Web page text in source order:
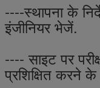
----स्थापना के
इंजीनियर भेजें.
---- साइट पर
प्रशिक्षित करने